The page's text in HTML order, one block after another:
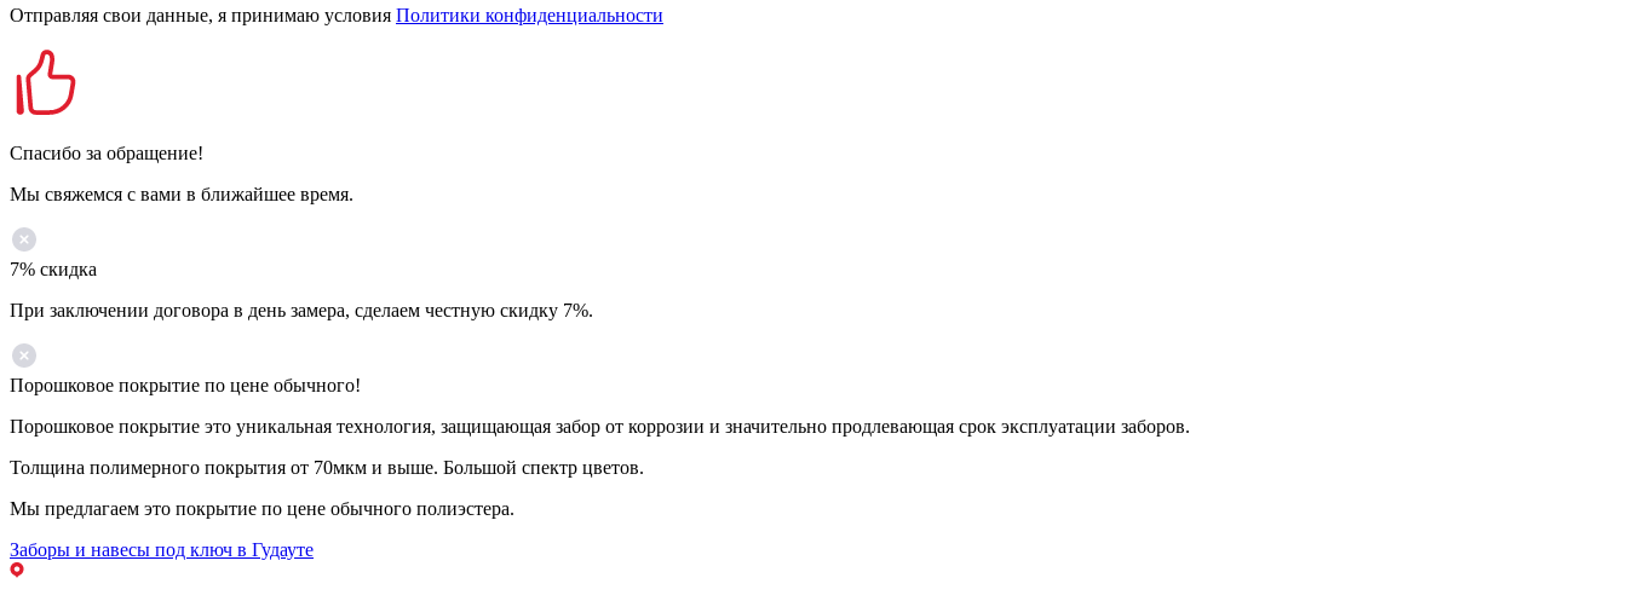
Отправляя свои данные, я принимаю условия Политики конфиденциальности
Спасибо за обращение!
Мы свяжемся с вами в ближайшее время.
7% скидка
При заключении договора в день замера, сделаем честную скидку 7%.
Порошковое покрытие по цене обычного!
Порошковое покрытие это уникальная технология, защищающая забор от коррозии и значительно продлевающая срок эксплуатации заборов.
Толщина полимерного покрытия от 70мкм и выше. Большой спектр цветов.
Мы предлагаем это покрытие по цене обычного полиэстера.
Заборы и навесы под ключ в Гудауте